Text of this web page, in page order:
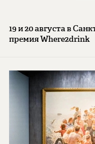
19 и 20 августа в
премия Where2drink